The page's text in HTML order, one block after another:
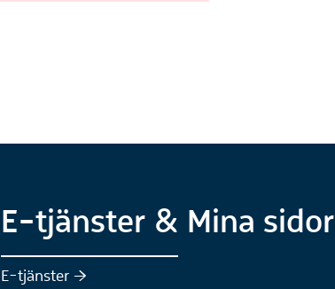
E-tjänster & Mina sidor
E-tjänster :höger: